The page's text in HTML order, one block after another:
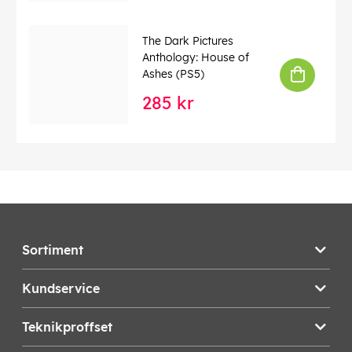
The Dark Pictures
Anthology: House of
Ashes (PS5)
285 kr
Sortiment
Kundservice
Teknikproffset